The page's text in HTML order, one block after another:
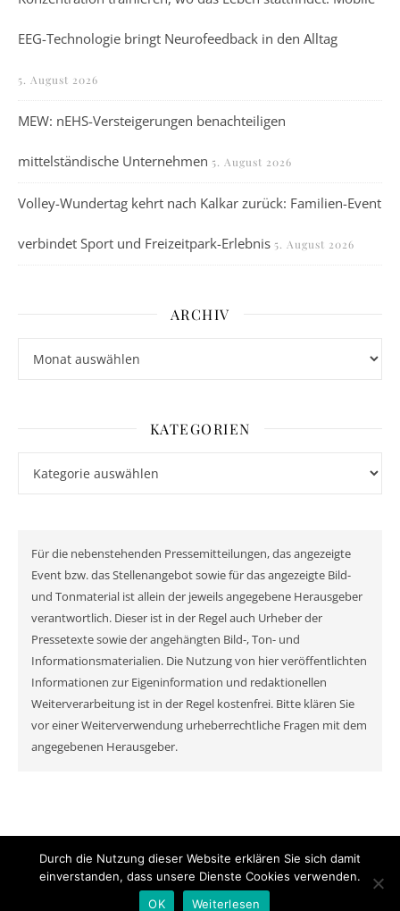
EEG-Technologie bringt Neurofeedback in den Alltag
5. August 2026
MEW: nEHS-Versteigerungen benachteiligen
mittelständische Unternehmen 5. August 2026
Volley-Wundertag kehrt nach Kalkar zurück: Familien-Event
verbindet Sport und Freizeitpark-Erlebnis 5. August 2026
ARCHIV
KATEGORIEN
Für die nebenstehenden Pressemitteilungen, das angezeigte
Event bzw. das Stellenangebot sowie für das angezeigte Bild-
und Tonmaterial ist allein der jeweils angegebene Herausgeber
verantwortlich. Dieser ist in der Regel auch Urheber der
Pressetexte sowie der angehängten Bild-, Ton- und
Informationsmaterialien. Die Nutzung von hier veröffentlichten
Informationen zur Eigeninformation und redaktionellen
Weiterverarbeitung ist in der Regel kostenfrei. Bitte klären Sie
vor einer Weiterverwendung urheberrechtliche Fragen mit dem
angegebenen Herausgeber.
© MyNewsChannel 2026
Ashe Theme von WP Royal.
Durch die Nutzung dieser Website erklären Sie sich damit
einverstanden, dass unsere Dienste Cookies verwenden.
OK
Weiterlesen